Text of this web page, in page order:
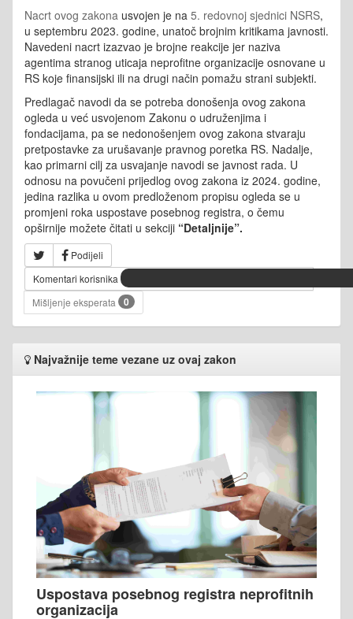
Nacrt ovog zakona usvojen je na 5. redovnoj sjednici NSRS,
u septembru 2023. godine, unatoč brojnim kritikama javnosti.
Navedeni nacrt izazvao je brojne reakcije jer naziva
agentima stranog uticaja neprofitne organizacije osnovane u
RS koje finansijski ili na drugi način pomažu strani subjekti.
Predlagač navodi da se potreba donošenja ovog zakona
ogleda u već usvojenom Zakonu o udruženjima i
fondacijama, pa se nedonošenjem ovog zakona stvaraju
pretpostavke za urušavanje pravnog poretka RS. Nadalje,
kao primarni cilj za usvajanje navodi se javnost rada. U
odnosu na povučeni prijedlog ovog zakona iz 2024. godine,
jedina razlika u ovom predloženom propisu ogleda se u
promjeni roka uspostave posebnog registra, o čemu
opširnije možete čitati u sekciji “Detaljnije”.
Podijeli
Komentari korisnika
Mišljenje eksperata
0
Najvažnije teme vezane uz ovaj zakon
Uspostava posebnog registra neprofitnih
organizacija